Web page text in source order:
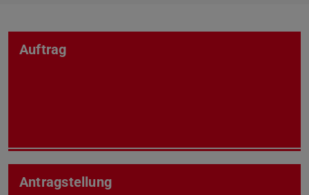
Auftrag
Antragstellung